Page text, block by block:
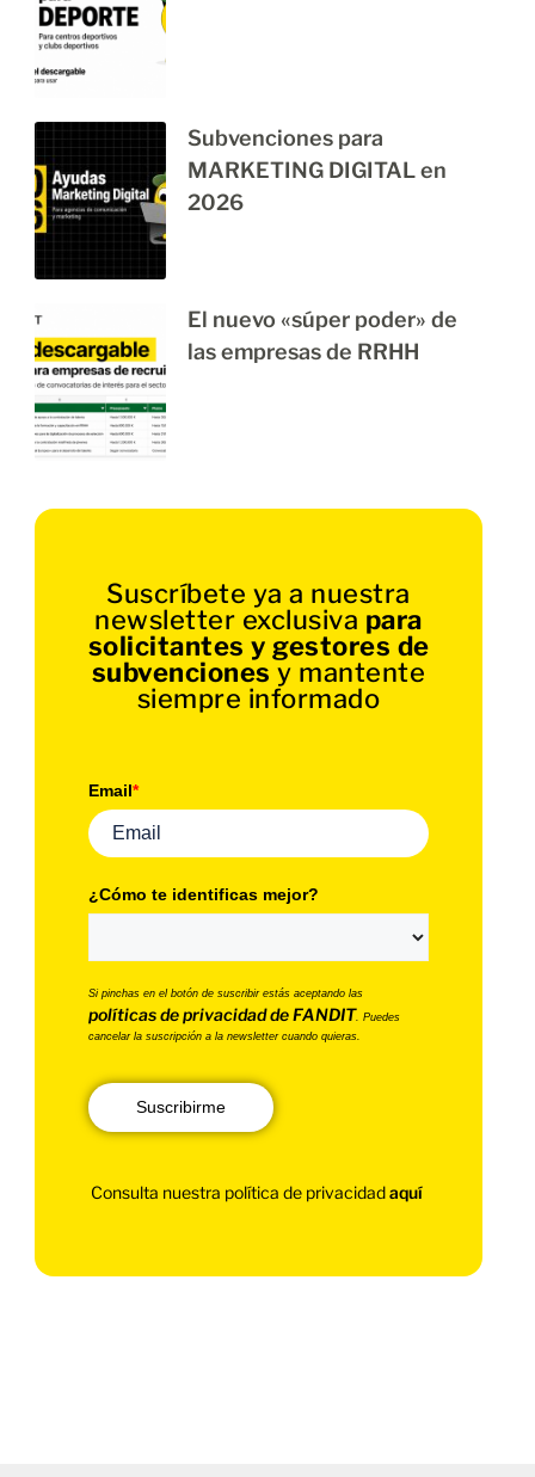
Subvenciones para
MARKETING DIGITAL en
2026
El nuevo «súper poder» de
las empresas de RRHH
Suscríbete ya a nuestra
newsletter exclusiva para
solicitantes y gestores de
subvenciones y mantente
siempre informado
Email*
¿Cómo te identificas mejor?
Si pinchas en el botón de suscribir estás aceptando las
políticas de privacidad de FANDIT . Puedes
cancelar la suscripción a la newsletter cuando quieras.
Suscribirme
Consulta nuestra política de privacidadaquí